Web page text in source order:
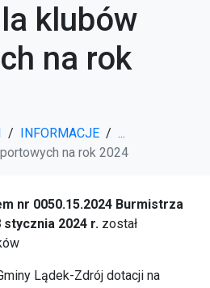
klubów
na rok
INFORMACJE
...
na rok 2024
nr 0050.15.2024 Burmistrza
stycznia 2024 r. został
Lądek-Zdrój dotacji na